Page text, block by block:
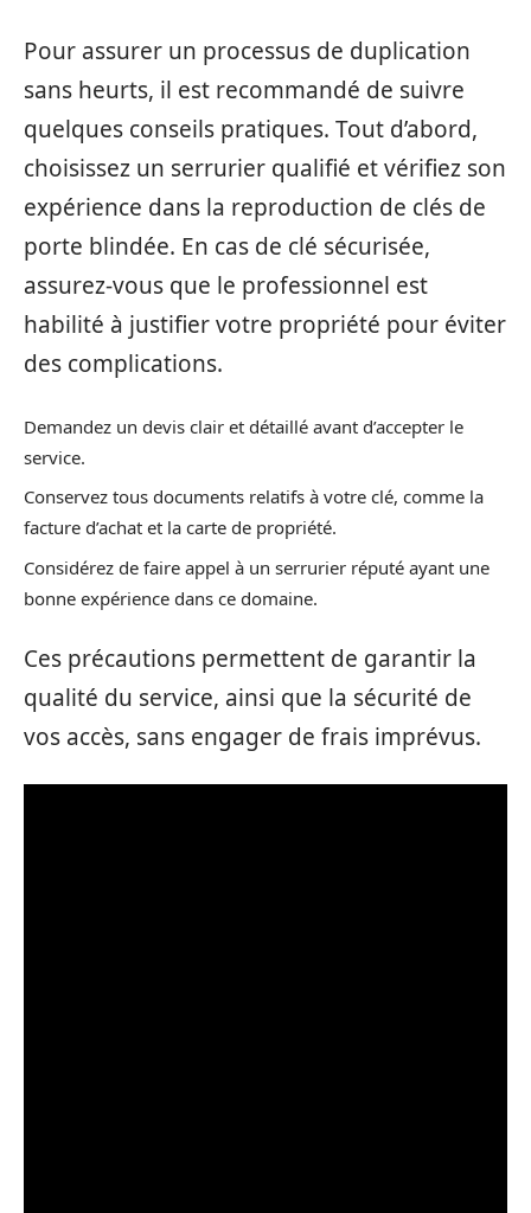
Pour assurer un processus de duplication
sans heurts, il est recommandé de suivre
quelques conseils pratiques. Tout d’abord,
choisissez un serrurier qualifié et vérifiez son
expérience dans la reproduction de clés de
porte blindée. En cas de clé sécurisée,
assurez-vous que le professionnel est
habilité à justifier votre propriété pour éviter
des complications.
Demandez un devis clair et détaillé avant d’accepter le
service.
Conservez tous documents relatifs à votre clé, comme la
facture d’achat et la carte de propriété.
Considérez de faire appel à un serrurier réputé ayant une
bonne expérience dans ce domaine.
Ces précautions permettent de garantir la
qualité du service, ainsi que la sécurité de
vos accès, sans engager de frais imprévus.